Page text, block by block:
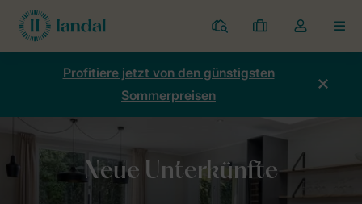
Ferienparks
Meine
Buchungen
Dropdown-
Menü
Kontos
Profitiere jetzt von den günstigsten
Sommerpreisen